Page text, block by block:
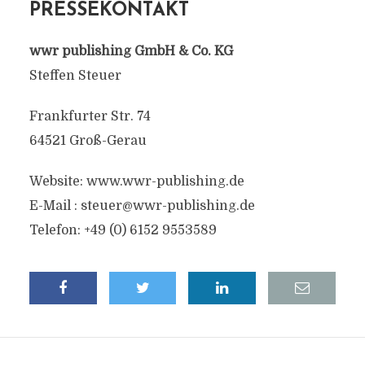
PRESSEKONTAKT
wwr publishing GmbH & Co. KG
Steffen Steuer
Frankfurter Str. 74
64521 Groß-Gerau
Website: www.wwr-publishing.de
E-Mail : steuer@wwr-publishing.de
Telefon: +49 (0) 6152 9553589